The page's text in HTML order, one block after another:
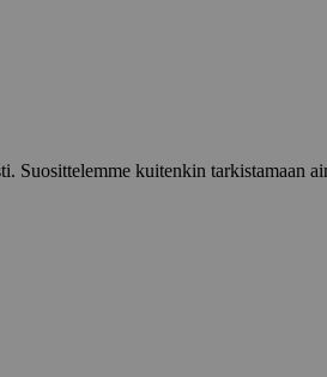
Suosittelemme kuitenkin tarkistamaan